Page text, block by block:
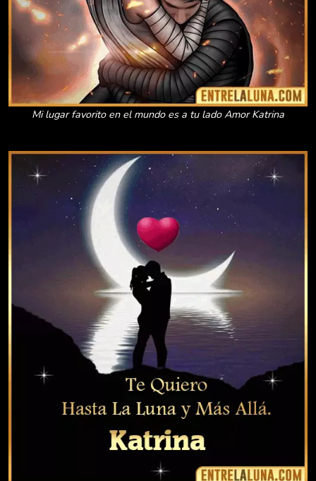
Mi lugar favorito en el mundo es a tu lado Amor Katrina